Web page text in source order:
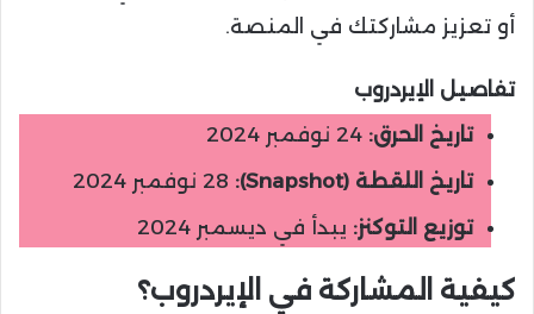
أو تعزيز مشاركتك في المنصة.
تفاصيل الإيردروب
تاريخ الحرق:
تاريخ اللقطة (Snapshot):
توزيع التوكنز: يبدأ في ديسمبر 2024
كيفية المشاركة في الإيردروب؟